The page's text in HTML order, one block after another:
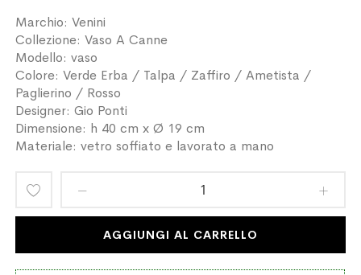
Marchio: Venini
Collezione: Vaso A Canne
Modello: vaso
Colore: Verde Erba / Talpa / Zaffiro / Ametista /
Paglierino / Rosso
Designer: Gio Ponti
Dimensione: h 40 cm x Ø 19 cm
Materiale: vetro soffiato e lavorato a mano
Aggiungi
lista
AGGIUNGI AL CARRELLO